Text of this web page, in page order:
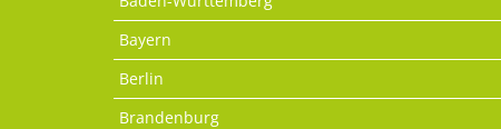
Bayern
Berlin
Brandenburg